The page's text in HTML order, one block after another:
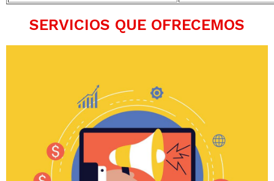
SERVICIOS QUE OFRECEMOS